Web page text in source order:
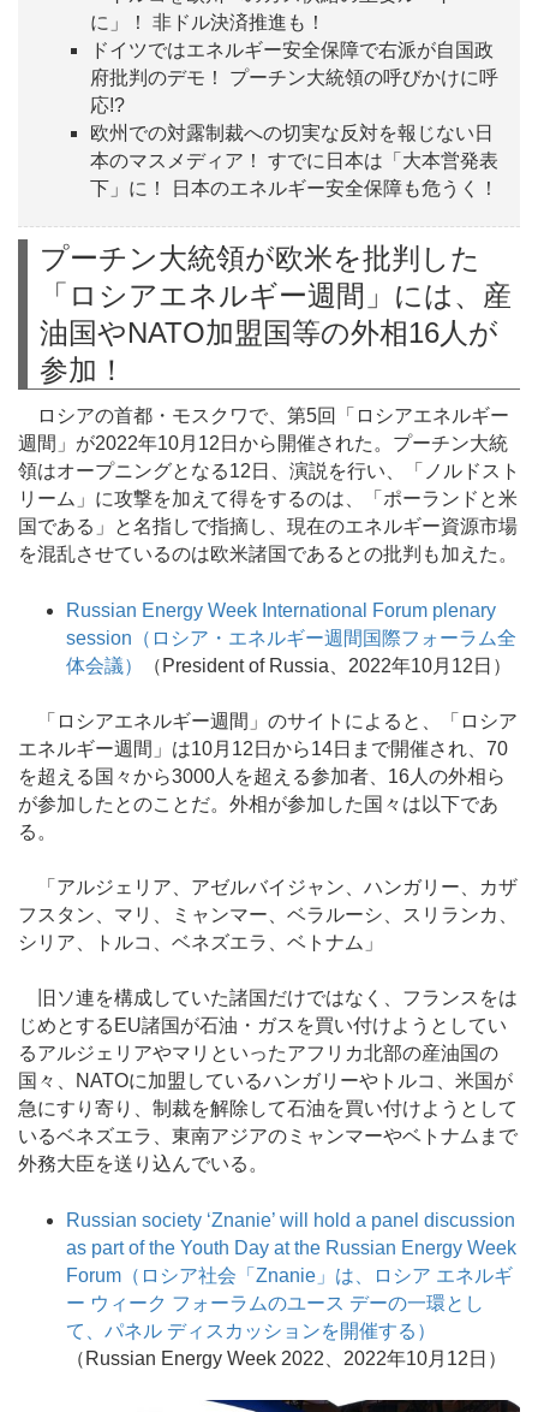
に」！ 非ドル決済推進も！
ドイツではエネルギー安全保障で右派が自国政
府批判のデモ！ プーチン大統領の呼びかけに呼
応!?
欧州での対露制裁への切実な反対を報じない日
本のマスメディア！ すでに日本は「大本営発表
下」に！ 日本のエネルギー安全保障も危うく！
プーチン大統領が欧米を批判した
「ロシアエネルギー週間」には、産
油国やNATO加盟国等の外相16人が
参加！
ロシアの首都・モスクワで、第5回「ロシアエネルギー
週間」が2022年10月12日から開催された。プーチン大統
領はオープニングとなる12日、演説を行い、「ノルドスト
リーム」に攻撃を加えて得をするのは、「ポーランドと米
国である」と名指しで指摘し、現在のエネルギー資源市場
を混乱させているのは欧米諸国であるとの批判も加えた。
Russian Energy Week International Forum plenary
session（ロシア・エネルギー週間国際フォーラム全
体会議）
（President of Russia、2022年10月12日）
「ロシアエネルギー週間」のサイトによると、「ロシア
エネルギー週間」は10月12日から14日まで開催され、70
を超える国々から3000人を超える参加者、16人の外相ら
が参加したとのことだ。外相が参加した国々は以下であ
る。
「アルジェリア、アゼルバイジャン、ハンガリー、カザ
フスタン、マリ、ミャンマー、ベラルーシ、スリランカ、
シリア、トルコ、ベネズエラ、ベトナム」
旧ソ連を構成していた諸国だけではなく、フランスをは
じめとするEU諸国が石油・ガスを買い付けようとしてい
るアルジェリアやマリといったアフリカ北部の産油国の
国々、NATOに加盟しているハンガリーやトルコ、米国が
急にすり寄り、制裁を解除して石油を買い付けようとして
いるベネズエラ、東南アジアのミャンマーやベトナムまで
外務大臣を送り込んでいる。
Russian society ‘Znanie’ will hold a panel discussion
as part of the Youth Day at the Russian Energy Week
Forum（ロシア社会「Znanie」は、ロシア エネルギ
ー ウィーク フォーラムのユース デーの一環とし
て、パネル ディスカッションを開催する）
（Russian Energy Week 2022、2022年10月12日）